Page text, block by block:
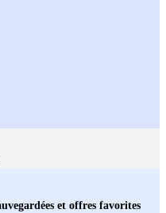
et offres favorites